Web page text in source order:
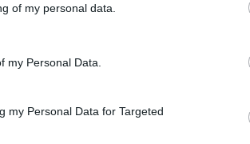
of my personal data.
my Personal Data.
my Personal Data for Targeted